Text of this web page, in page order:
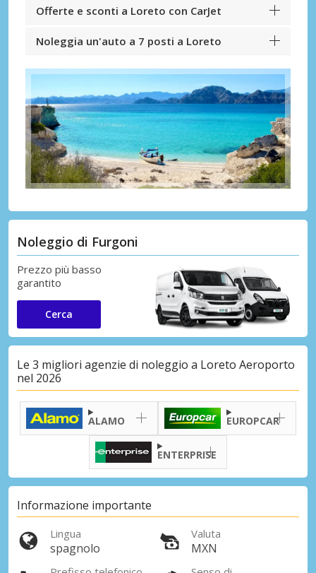
Offerte e sconti a Loreto con CarJet
Noleggia un'auto a 7 posti a Loreto
Noleggio di Furgoni
Prezzo più basso
garantito
Cerca
Le 3 migliori agenzie di noleggio a Loreto Aeroporto
nel 2026
ALAMO EUROPCAR
ENTERPRISE
Informazione importante
Lingua
spagnolo
Valuta
MXN